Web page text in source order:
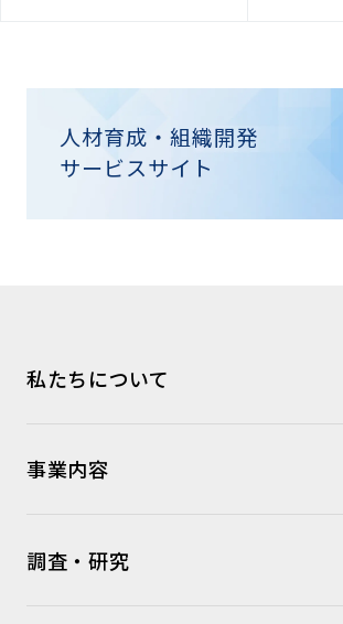
人材育成・組織開発
サービスサイト
私たちについて
事業内容
調査・研究